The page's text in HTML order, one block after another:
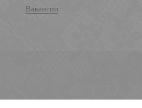
Вакансии